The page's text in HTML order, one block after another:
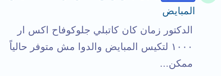
المبايض
الدكتور زمان كان كاتبلي جلوكوفاح اكس ار
١٠٠٠ لتكيس المبايض والدوا مش متوفر حالياً
ممكن...